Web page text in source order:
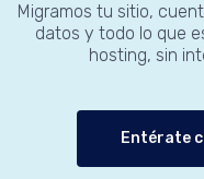
Migramos tu sitio,
datos y todo lo que
hosting, sin
Entérate